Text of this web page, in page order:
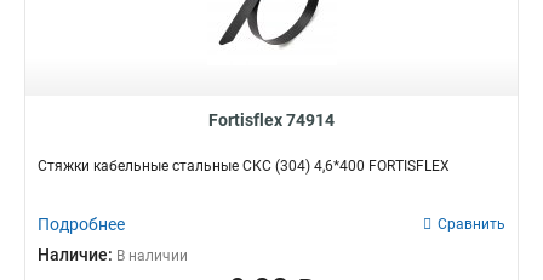
Fortisflex 74914
Стяжки кабельные стальные СКС (304) 4,6*400 FORTISFLEX
Подробнее Сравнить
Наличие: В наличии